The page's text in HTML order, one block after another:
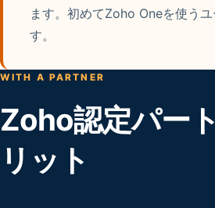
ます。初めてZoho Oneを使う
す。
WITH A PARTNER
Zoho認定パー
リット